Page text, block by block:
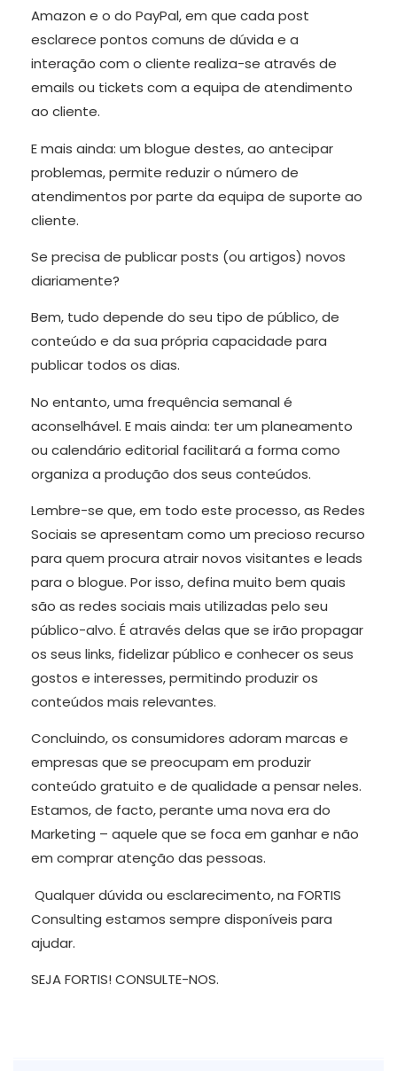
Amazon e o do PayPal, em que cada post
esclarece pontos comuns de dúvida e a
interação com o cliente realiza-se através de
emails ou tickets com a equipa de atendimento
ao cliente.
E mais ainda: um blogue destes, ao antecipar
problemas, permite reduzir o número de
atendimentos por parte da equipa de suporte ao
cliente.
Se precisa de publicar posts (ou artigos) novos
diariamente?
Bem, tudo depende do seu tipo de público, de
conteúdo e da sua própria capacidade para
publicar todos os dias.
No entanto, uma frequência semanal é
aconselhável. E mais ainda: ter um planeamento
ou calendário editorial facilitará a forma como
organiza a produção dos seus conteúdos.
Lembre-se que, em todo este processo, as Redes
Sociais se apresentam como um precioso recurso
para quem procura atrair novos visitantes e leads
para o blogue. Por isso, defina muito bem quais
são as redes sociais mais utilizadas pelo seu
público-alvo. É através delas que se irão propagar
os seus links, fidelizar público e conhecer os seus
gostos e interesses, permitindo produzir os
conteúdos mais relevantes.
Concluindo, os consumidores adoram marcas e
empresas que se preocupam em produzir
conteúdo gratuito e de qualidade a pensar neles.
Estamos, de facto, perante uma nova era do
Marketing – aquele que se foca em ganhar e não
em comprar atenção das pessoas.
Qualquer dúvida ou esclarecimento, na FORTIS
Consulting estamos sempre disponíveis para
ajudar.
SEJA FORTIS! CONSULTE-NOS.